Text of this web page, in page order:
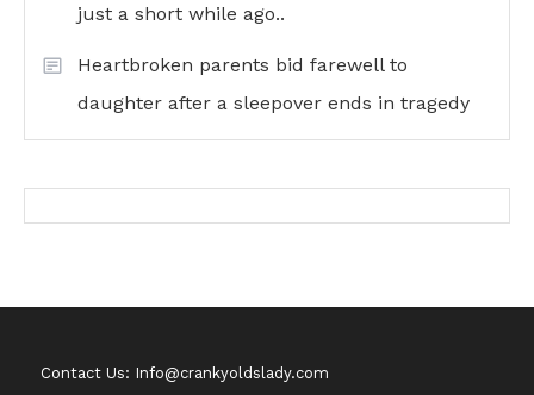
just a short while ago..
Heartbroken parents bid farewell to
daughter after a sleepover ends in tragedy
Contact Us: Info@crankyoldslady.com